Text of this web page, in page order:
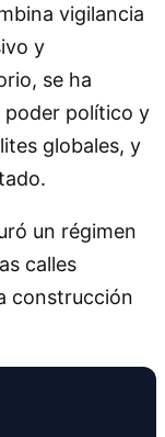
vigilancia
y
se ha
poder político y
globales, y
un régimen
calles
construcción